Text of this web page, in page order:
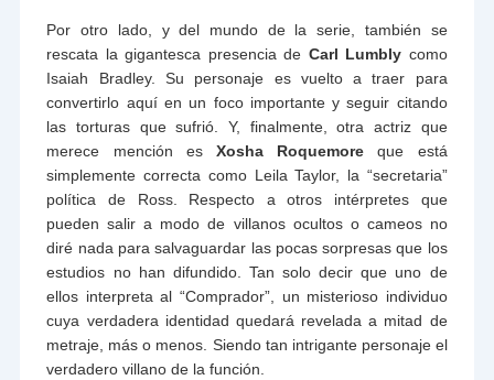
Por otro lado, y del mundo de la serie, también se
rescata la gigantesca presencia de Carl Lumbly como
Isaiah Bradley. Su personaje es vuelto a traer para
convertirlo aquí en un foco importante y seguir citando
las torturas que sufrió. Y, finalmente, otra actriz que
merece mención es Xosha Roquemore que está
simplemente correcta como Leila Taylor, la “secretaria”
política de Ross. Respecto a otros intérpretes que
pueden salir a modo de villanos ocultos o cameos no
diré nada para salvaguardar las pocas sorpresas que los
estudios no han difundido. Tan solo decir que uno de
ellos interpreta al “Comprador”, un misterioso individuo
cuya verdadera identidad quedará revelada a mitad de
metraje, más o menos. Siendo tan intrigante personaje el
verdadero villano de la función.